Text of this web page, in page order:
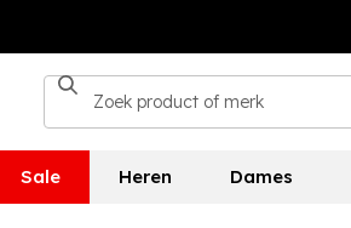
Sale Heren Dames